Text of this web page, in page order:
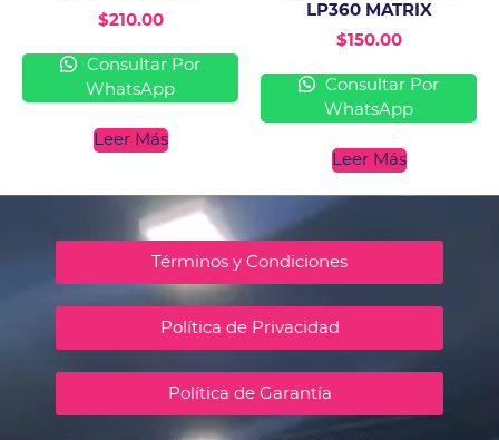
$210.00
Consultar Por
WhatsApp
Leer Más
LP360 MATRIX
$150.00
Consultar Por
WhatsApp
Leer Más
Términos y Condiciones
Política de Privacidad
Política de Garantía